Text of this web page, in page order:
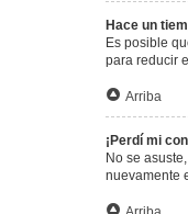
Hace un
Es posible
para reducir
Arriba
¡Perdí mi
No se
nuevamente